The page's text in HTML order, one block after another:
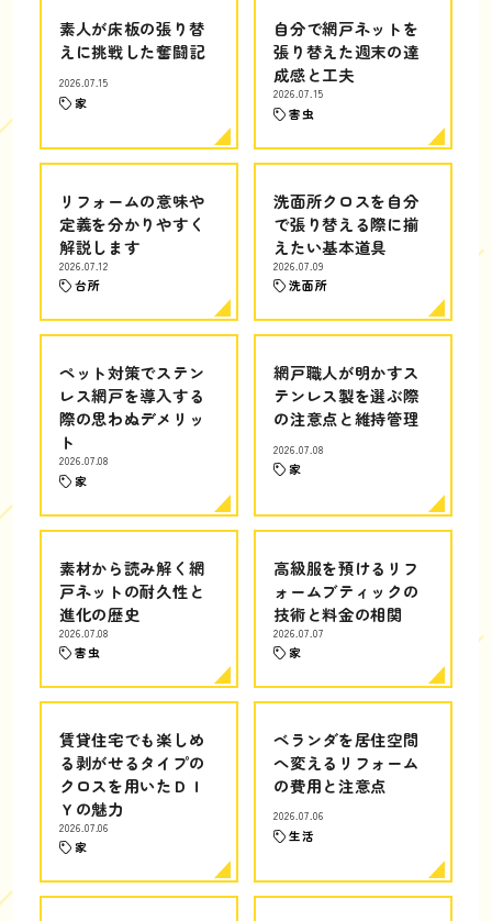
素人が床板の張り替
えに挑戦した奮闘記
2026.07.15
家
自分で網戸ネットを
張り替えた週末の達
成感と工夫
2026.07.15
害虫
リフォームの意味や
定義を分かりやすく
解説します
2026.07.12
台所
洗面所クロスを自分
で張り替える際に揃
えたい基本道具
2026.07.09
洗面所
ペット対策でステン
レス網戸を導入する
際の思わぬデメリッ
ト
2026.07.08
家
網戸職人が明かすス
テンレス製を選ぶ際
の注意点と維持管理
2026.07.08
家
素材から読み解く網
戸ネットの耐久性と
進化の歴史
2026.07.08
害虫
高級服を預けるリフ
ォームブティックの
技術と料金の相関
2026.07.07
家
賃貸住宅でも楽しめ
る剥がせるタイプの
クロスを用いたＤＩ
Ｙの魅力
2026.07.06
家
ベランダを居住空間
へ変えるリフォーム
の費用と注意点
2026.07.06
生活